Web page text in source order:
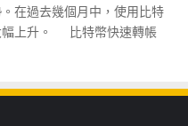
在過去幾個月中，使用比特
幅上升。 比特幣快速轉帳